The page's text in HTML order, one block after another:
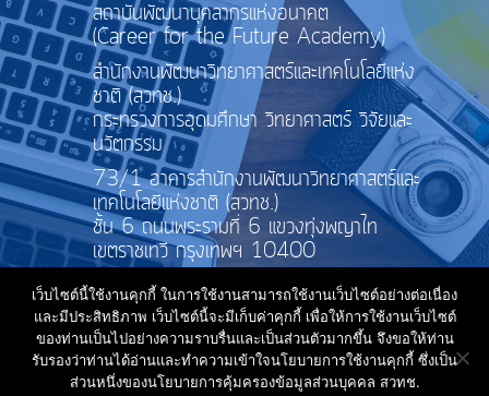
สถาบันพัฒนาบุคลากรแห่งอนาคต
(Career for the Future Academy)
สำนักงานพัฒนาวิทยาศาสตร์และเทคโนโลยีแห่ง
ชาติ (สวทช.)
กระทรวงการอุดมศึกษา วิทยาศาสตร์ วิจัยและ
นวัตกรรม
73/1 อาคารสำนักงานพัฒนาวิทยาศาสตร์และ
เทคโนโลยีแห่งชาติ (สวทช.)
ชั้น 6 ถนนพระรามที่ 6 แขวงทุ่งพญาไท
เขตราชเทวี กรุงเทพฯ 10400
เว็บไซต์นี้ใช้งานคุกกี้ ในการใช้งานสามารถใช้งานเว็บไซต์อย่างต่อเนื่อง
และมีประสิทธิภาพ เว็บไซต์นี้จะมีเก็บค่าคุกกี้ เพื่อให้การใช้งานเว็บไซต์
ของท่านเป็นไปอย่างความราบรื่นและเป็นส่วนตัวมากขึ้น จึงขอให้ท่าน
รับรองว่าท่านได้อ่านและทำความเข้าใจนโยบายการใช้งานคุกกี้ ซึ่งเป็น
ส่วนหนึ่งของนโยบายการคุ้มครองข้อมูลส่วนบุคคล สวทช.